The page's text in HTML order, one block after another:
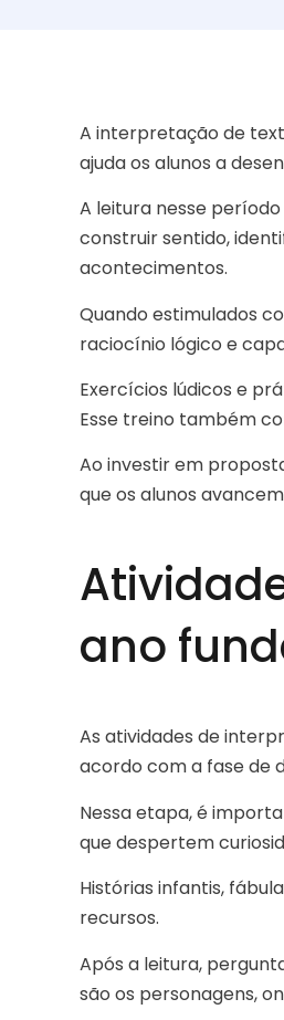
A interpretação de
ajuda os alunos a
A leitura nesse
construir sentido,
acontecimentos.
Quando estimulados
raciocínio lógico e
Exercícios lúdicos e
Esse treino também
Ao investir em
que os alunos
ano
As atividades de
acordo com a fase de
Nessa etapa, é
que despertem
Histórias infantis,
recursos.
Após a leitura,
são os personagens,